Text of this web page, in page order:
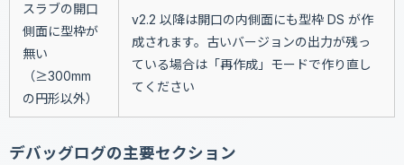
スラブの開口
側面に型枠が
無い
（≥300mm
の円形以外）
v2.2 以降は開口の内側面にも型枠 DS が作
成されます。古いバージョンの出力が残っ
ている場合は「再作成」モードで作り直し
てください
デバッグログの主要セクション